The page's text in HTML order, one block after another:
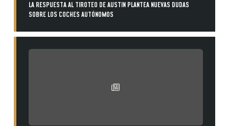
LA RESPUESTA AL TIROTEO DE AUSTIN PLANTEA NUEVAS DUDAS
SOBRE LOS COCHES AUTÓNOMOS